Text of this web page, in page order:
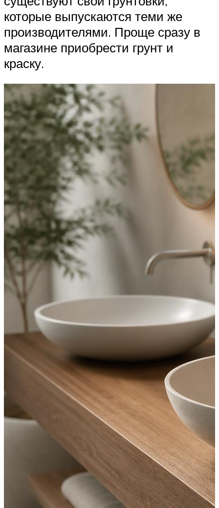
которые выпускаются теми же
производителями. Проще сразу в
магазине приобрести грунт и
краску.